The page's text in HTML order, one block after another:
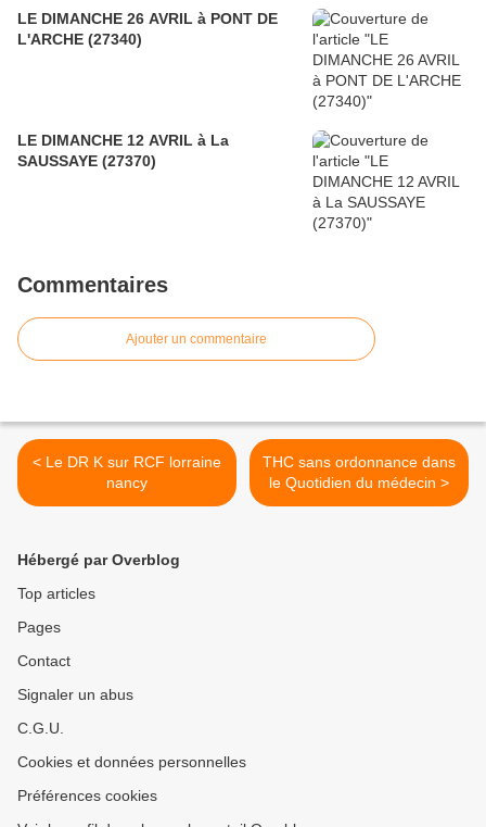
LE DIMANCHE 26 AVRIL à PONT DE
L'ARCHE (27340)
LE DIMANCHE 12 AVRIL à La
SAUSSAYE (27370)
Commentaires
Ajouter un commentaire
< Le DR K sur RCF lorraine
nancy
THC sans ordonnance dans
le Quotidien du médecin >
Hébergé par Overblog
Top articles
Pages
Contact
Signaler un abus
C.G.U.
Cookies et données personnelles
Préférences cookies